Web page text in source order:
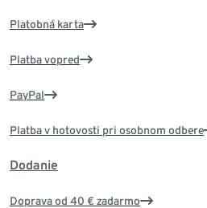
Platobná karta
Platba vopred
PayPal
Platba v hotovosti pri osobnom odbere
Dodanie
Doprava od 40 € zadarmo